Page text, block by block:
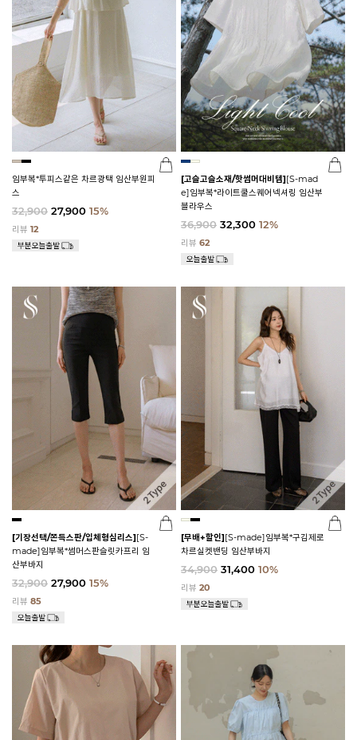
임부복*투피스같은 차르광택 임산부원피
스
32,900 27,900 15%
리뷰 12
[고슬고슬소재/핫썸머대비템][S-mad
e]임부복*라이트쿨스퀘어넥셔링 임산부
블라우스
36,900 32,300 12%
리뷰 62
[기장선택/쫀득스판/입체형심리스][S-
made]임부복*썸머스판슬릿카프리 임
산부바지
32,900 27,900 15%
리뷰 85
[무배+할인][S-made]임부복*구김제로
차르실켓밴딩 임산부바지
34,900 31,400 10%
리뷰 20